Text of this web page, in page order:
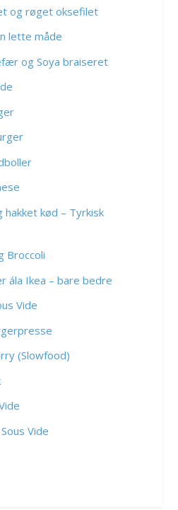
og røget oksefilet
lette måde
og Soya braiseret
hakket kød – Tyrkisk
Broccoli
ála Ikea – bare bedre
Vide
(Slowfood)
Vide